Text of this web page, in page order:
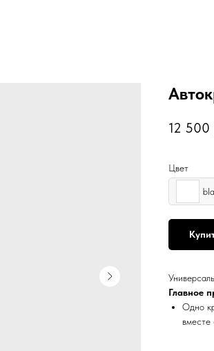
12 500
Цвет
Главное
Одно
вместе